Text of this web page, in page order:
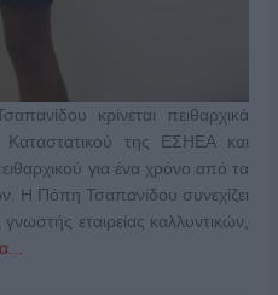
κρίνεται πειθαρχικά
Καταστατικού της ΕΣΗΕΑ και
για ένα χρόνο από τα
Η Πόπη Τσαπανίδου συνεχίζει
γνωστής εταιρείας καλλυντικών,